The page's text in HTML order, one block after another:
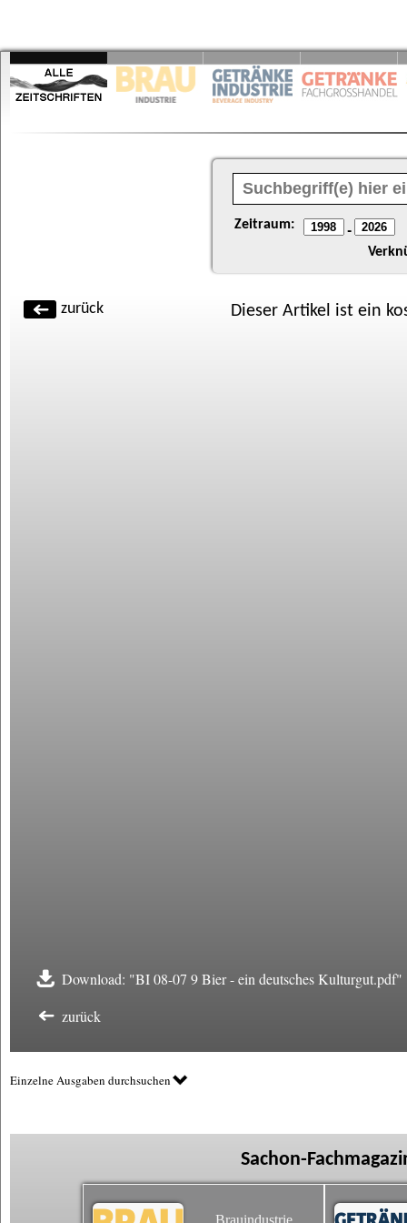
Zeitraum: -
zurück Dieser Artikel ist ein
Download: "BI 08-07 9 Bier - ein deutsches Kulturgut.pdf"
zurück
Einzelne Ausgaben durchsuchen
Sachon-
Brauindustrie